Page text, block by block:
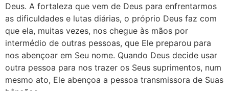
Deus. A fortaleza que vem de Deus para enfrentarmos
as dificuldades e lutas diárias, o próprio Deus faz com
que ela, muitas vezes, nos chegue às mãos por
intermédio de outras pessoas, que Ele preparou para
nos abençoar em Seu nome. Quando Deus decide usar
outra pessoa para nos trazer os Seus suprimentos, num
mesmo ato, Ele abençoa a pessoa transmissora de Suas